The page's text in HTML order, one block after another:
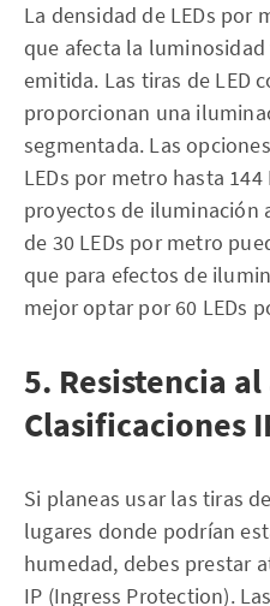
La densidad de LEDs por
que afecta la
emitida. Las tiras de LED
proporcionan una
segmentada. Las
LEDs por metro hasta 144
proyectos de iluminación
de 30 LEDs por metro
que para efectos de
mejor optar por 60 LEDs
5. Resistencia al
Clasificaciones
Si planeas usar las tiras
lugares donde podrían
humedad, debes prestar
IP (Ingress Protection).